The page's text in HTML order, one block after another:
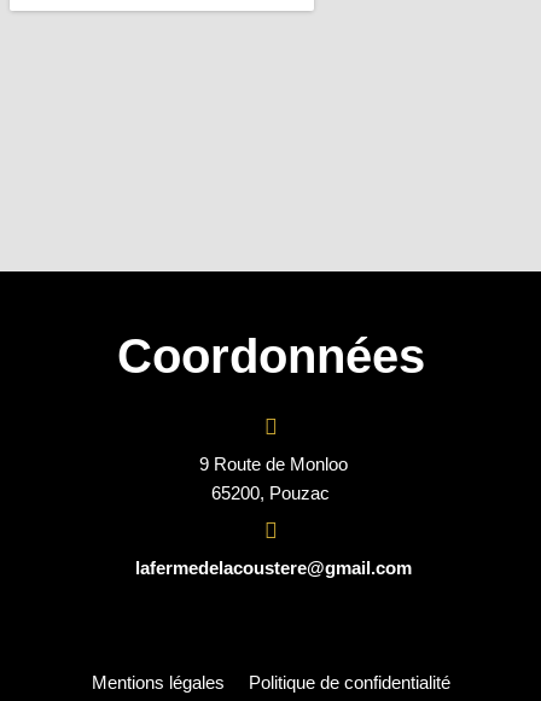
Coordonnées
9 Route de Monloo
65200, Pouzac
lafermedelacoustere@gmail.com
Mentions légales Politique de confidentialité